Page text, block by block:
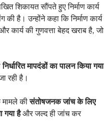
शिकायत सौंपते हुए निर्माण कार्य
की है। उन्होंने कहा कि निर्माण कार्य
कार्य की गुणवत्ता बेहद खराब है, जो
निर्धारित मापदंडों का पालन किया गया
रही है।
मामले कीसंतोषजनक जांच के लिए
गया हैऔर जल्द ही जांच कर